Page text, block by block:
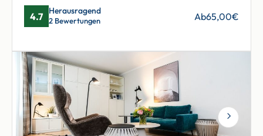
4.7 Herausragend
2 Bewertungen Ab65,00€
Next